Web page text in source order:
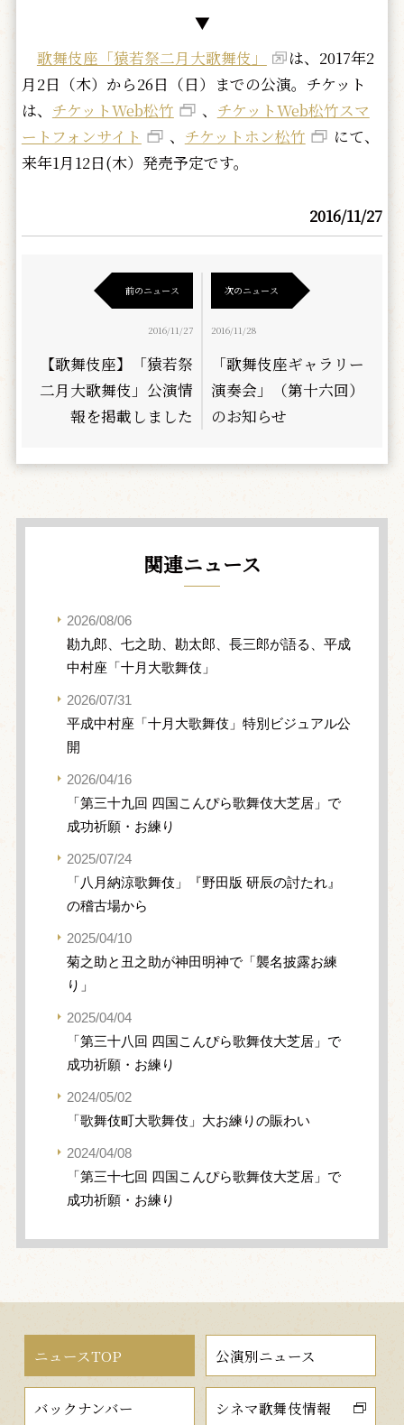
▼
歌舞伎座「猿若祭二月大歌舞伎」
は、2017年2
月2日（木）から26日（日）までの公演。チケット
は、 チケットWeb松竹 、 チケットWeb松竹スマ
ートフォンサイト
、 チケットホン松竹
にて、
来年1月12日(木）発売予定です。
2016/11/27
前のニュース
2016/11/27
【歌舞伎座】「猿若祭
二月大歌舞伎」公演情
報を掲載しました
次のニュース
2016/11/28
「歌舞伎座ギャラリー
演奏会」（第十六回）
のお知らせ
関連ニュース
2026/08/06
勘九郎、七之助、勘太郎、長三郎が語る、平成
中村座「十月大歌舞伎」
2026/07/31
平成中村座「十月大歌舞伎」特別ビジュアル公
開
2026/04/16
「第三十九回 四国こんぴら歌舞伎大芝居」で
成功祈願・お練り
2025/07/24
「八月納涼歌舞伎」『野田版 研辰の討たれ』
の稽古場から
2025/04/10
菊之助と丑之助が神田明神で「襲名披露お練
り」
2025/04/04
「第三十八回 四国こんぴら歌舞伎大芝居」で
成功祈願・お練り
2024/05/02
「歌舞伎町大歌舞伎」大お練りの賑わい
2024/04/08
「第三十七回 四国こんぴら歌舞伎大芝居」で
成功祈願・お練り
ニュースTOP 公演別ニュース
バックナンバー シネマ歌舞伎情報